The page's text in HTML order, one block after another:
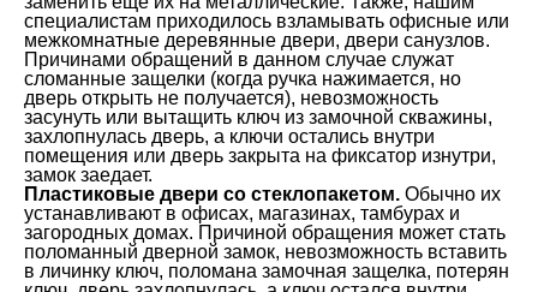
специалистам приходилось взламывать офисные или
межкомнатные деревянные двери, двери санузлов.
Причинами обращений в данном случае служат
сломанные защелки (когда ручка нажимается, но
дверь открыть не получается), невозможность
засунуть или вытащить ключ из замочной скважины,
захлопнулась дверь, а ключи остались внутри
помещения или дверь закрыта на фиксатор изнутри,
замок заедает.
Пластиковые двери со стеклопакетом. Обычно их
устанавливают в офисах, магазинах, тамбурах и
загородных домах. Причиной обращения может стать
поломанный дверной замок, невозможность вставить
в личинку ключ, поломана замочная защелка, потерян